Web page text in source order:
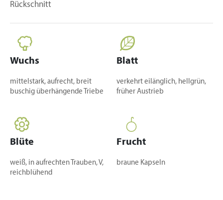
Rückschnitt
Wuchs
mittelstark, aufrecht, breit
buschig überhängende Triebe
Blatt
verkehrt eilänglich, hellgrün,
früher Austrieb
Blüte
weiß, in aufrechten Trauben, V,
reichblühend
Frucht
braune Kapseln